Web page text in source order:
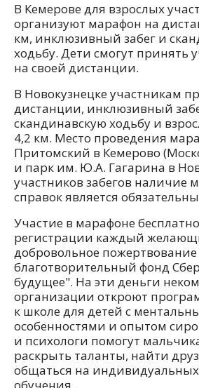
В Кемерове для взрослых
организуют марафон на
км, инклюзивный забег и
ходьбу. Дети смогут принять
на своей дистанции.
В Новокузнецке участникам
дистанции, инклюзивный
скандинавскую ходьбу и
4,2 км. Место проведения
Притомский в Кемерово
и парк им. Ю.А. Гагарина в
участников забегов наличие
справок является
Участие в марафоне
регистрации каждый
добровольное пожертвование
благотворительный фонд
будущее". На эти деньги
организации откроют
к школе для детей с
особенностями и опытом
и психологи помогут
раскрыть таланты, найти
общаться на